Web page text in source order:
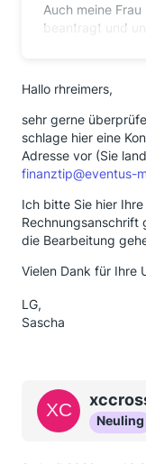
Auch meine
beantragt und
12 Monate
Einige Wochen
der ihr nun auf
Monat
kostenlos"
Per E-Mail mit
Antwort erhielt
September die
abgebucht (eine
bereits bei der
Die Abbuchung
ohne Reaktion.
vorstellen, dass
ergeht. Hat
Was kann man
Viele Grüße!
Hallo rhreimers,
sehr gerne
schlage hier eine
Adresse vor (Sie
finanztip@eventus-
Ich bitte Sie hier
Rechnungsanschrift
die Bearbeitung
Vielen Dank für Ihre
LG,
Sascha
Neuling